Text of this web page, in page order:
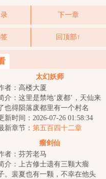
下一章
回顶部↑
太幻妖师
者：高楼大厦
介：这里是禁地‘废都’，天仙来
也得陨落废都里有一个村名
‘桃源’，这里住着一群吃人的绝
大妖，...
新时间：2026-07-26 01:58:34
新章节： 第五百四十二章
瘤剑仙
者：芬芳老马
介：上古修士遗有三颗大瘤
。裴夏也有一颗，不幸在他头